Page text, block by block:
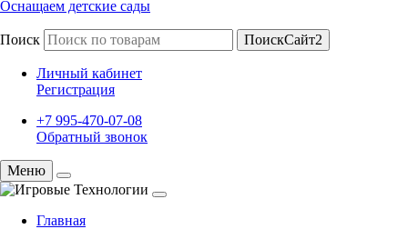
Оснащаем детские сады
Поиск ПоискСайт2
Личный кабинет
Регистрация
+7 995-470-07-08
Обратный звонок
Меню
Главная